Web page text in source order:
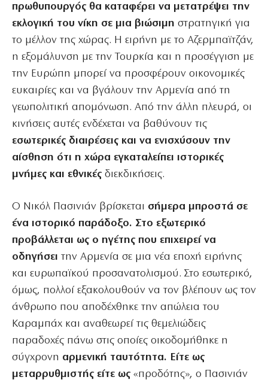
πρωθυπουργός θα καταφέρει να μετατρέψει την
εκλογική του νίκη σε μια βιώσιμη στρατηγική για
το μέλλον της χώρας. Η ειρήνη με το Αζερμπαϊτζάν,
η εξομάλυνση με την Τουρκία και η προσέγγιση με
την Ευρώπη μπορεί να προσφέρουν οικονομικές
ευκαιρίες και να βγάλουν την Αρμενία από τη
γεωπολιτική απομόνωση. Από την άλλη πλευρά, οι
κινήσεις αυτές ενδέχεται να βαθύνουν τις
εσωτερικές διαιρέσεις και να ενισχύσουν την
αίσθηση ότι η χώρα εγκαταλείπει ιστορικές
μνήμες και εθνικές διεκδικήσεις.
Ο Νικόλ Πασινιάν βρίσκεται σήμερα μπροστά σε
ένα ιστορικό παράδοξο. Στο εξωτερικό
προβάλλεται ως ο ηγέτης που επιχειρεί να
οδηγήσει την Αρμενία σε μια νέα εποχή ειρήνης
και ευρωπαϊκού προσανατολισμού. Στο εσωτερικό,
όμως, πολλοί εξακολουθούν να τον βλέπουν ως τον
άνθρωπο που αποδέχθηκε την απώλεια του
Καραμπάχ και αναθεωρεί τις θεμελιώδεις
παραδοχές πάνω στις οποίες οικοδομήθηκε η
σύγχρονη αρμενική ταυτότητα. Είτε ως
μεταρρυθμιστής είτε ως «προδότης», ο Πασινιάν